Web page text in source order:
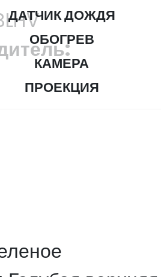
ДАТЧИК ДОЖДЯ
ОБОГРЕВ
КАМЕРА
ПРОЕКЦИЯ